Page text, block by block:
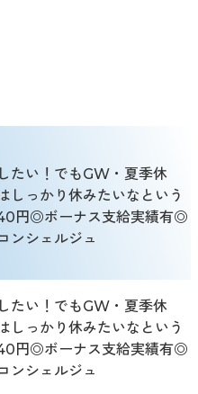
たい！でもGW・夏季休
しっかり休みたいなという
円◎ボーナス支給実績有◎
ンシェルジュ
たい！でもGW・夏季休
しっかり休みたいなという
円◎ボーナス支給実績有◎
ンシェルジュ